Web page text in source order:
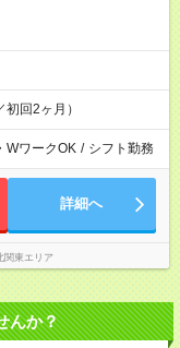
回2ヶ月）
WワークOK / シフト勤務
詳細へ
東エリア
んか？